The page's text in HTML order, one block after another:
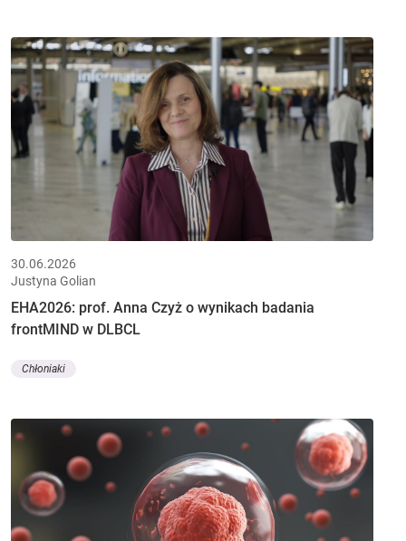
30.06.2026
Justyna Golian
EHA2026: prof. Anna Czyż o wynikach badania
frontMIND w DLBCL
Chłoniaki